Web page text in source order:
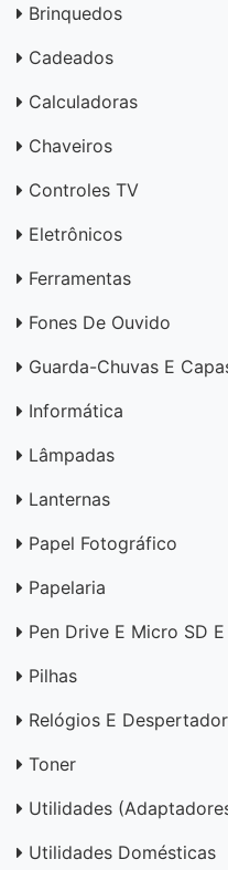
Brinquedos
Cadeados
Calculadoras
Chaveiros
Controles TV
Eletrônicos
Ferramentas
Fones De Ouvido
Guarda-Chuvas E
Informática
Lâmpadas
Lanternas
Papel Fotográfico
Papelaria
Pen Drive E Micro SD E
Pilhas
Relógios E
Toner
Utilidades
Utilidades Domésticas